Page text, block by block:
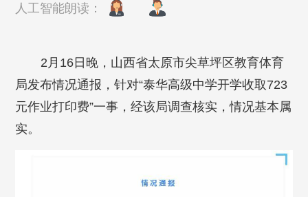
人工智能朗读：
2月16日晚，山西省太原市尖草坪区教育体育
局发布情况通报，针对“泰华高级中学开学收取723
元作业打印费”一事，经该局调查核实，情况基本属
实。